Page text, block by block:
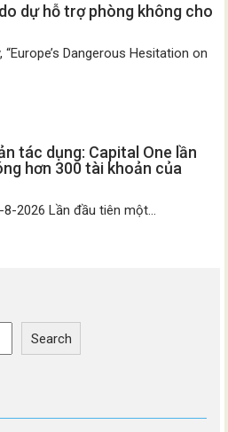
dự hỗ trợ phòng không cho
Dangerous Hesitation on
tác dụng: Capital One lần
hơn 300 tài khoản của
2026 Lần đầu tiên một...
Search